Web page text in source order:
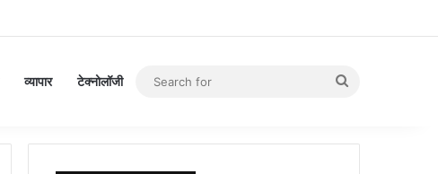
व्यापार टेक्नोलॉजी